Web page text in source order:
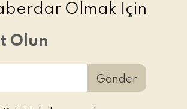
Olmak İçin
Olun
Gönder